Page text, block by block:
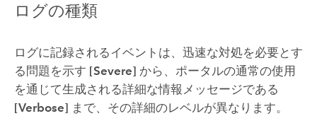
ログの種類
ログに記録されるイベントは、迅速な対処を必要とす
る問題を示す [Severe] から、ポータルの通常の使用
を通じて生成される詳細な情報メッセージである
[Verbose] まで、その詳細のレベルが異なります。